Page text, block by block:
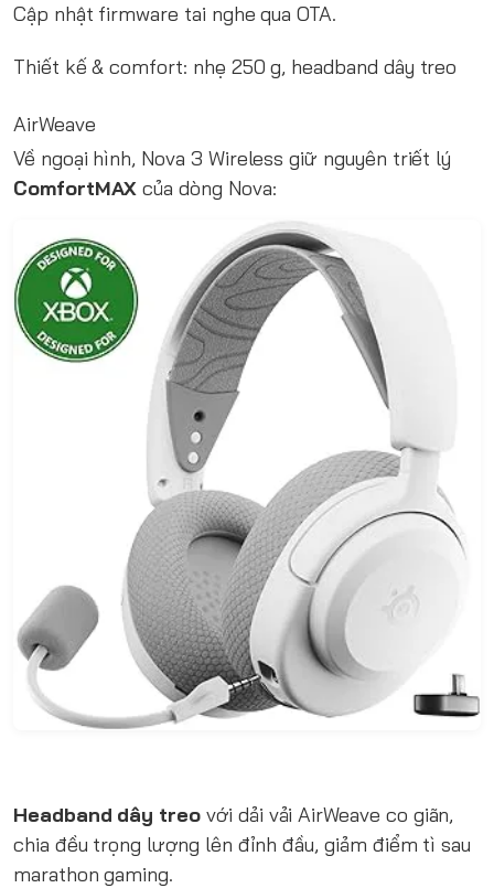
Cập nhật firmware tai nghe qua OTA.
Thiết kế & comfort: nhẹ 250 g, headband dây treo
AirWeave
Về ngoại hình, Nova 3 Wireless giữ nguyên triết lý
ComfortMAX của dòng Nova:
Headband dây treo với dải vải AirWeave co giãn,
chia đều trọng lượng lên đỉnh đầu, giảm điểm tì sau
marathon gaming.